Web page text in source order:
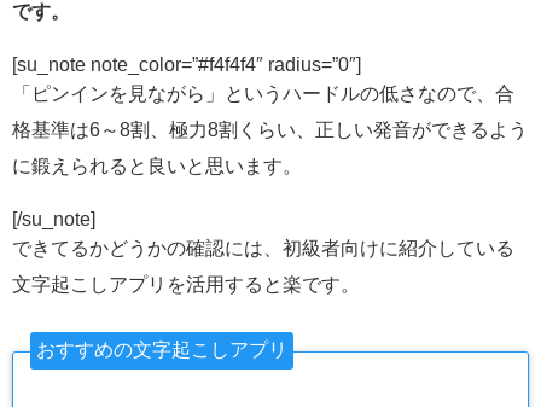
です。
[su_note note_color=”#f4f4f4″ radius=”0″]
「ピンインを見ながら」というハードルの低さなので、合
格基準は6～8割、極力8割くらい、正しい発音ができるよう
に鍛えられると良いと思います。
[/su_note]
できてるかどうかの確認には、初級者向けに紹介している
文字起こしアプリを活用すると楽です。
おすすめの文字起こしアプリ